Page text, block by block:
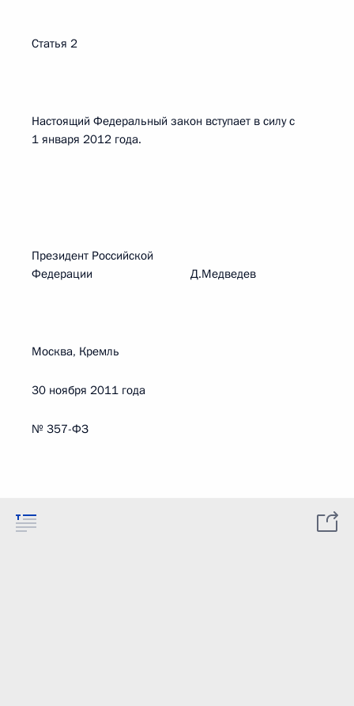
Статья 2
Настоящий Федеральный закон вступает в силу с
1 января 2012 года.
Президент Российской
Федерации Д.Медведев
Москва, Кремль
30 ноября 2011 года
№ 357-ФЗ